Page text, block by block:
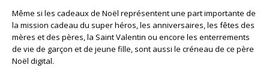
Même si les cadeaux de Noël représentent une part importante de
la mission cadeau du super héros, les anniversaires, les fêtes des
mères et des pères, la Saint Valentin ou encore les enterrements
de vie de garçon et de jeune fille, sont aussi le créneau de ce père
Noël digital.